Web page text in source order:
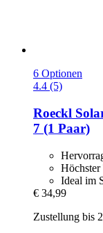
6 Optionen
4.4 (5)
Roeckl
7 (1 Paar)
Ideal im
€ 34,99
Zustellung bis